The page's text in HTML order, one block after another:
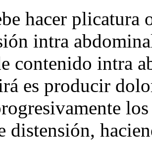
hacer plicatura
intra
contenido intra
es producir
distensión,